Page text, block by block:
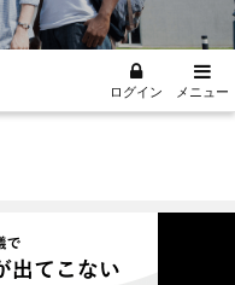
ログイン メニュー